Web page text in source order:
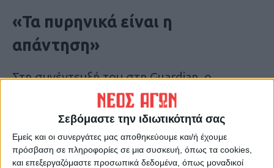
Σεβόμαστε την ιδιωτικότητά σας
Εμείς και οι συνεργάτες μας αποθηκεύουμε και/ή έχουμε
πρόσβαση σε πληροφορίες σε μια συσκευή, όπως τα cookies,
και επεξεργαζόμαστε προσωπικά δεδομένα, όπως μοναδικοί
«Τα πυρηνικά είναι η
απάντηση»
Στη συνέντευξή του στη Guardian, ο
σκηνοθέτης των φιλμ Natural Born Killers
και Wall Street, μίλησε για το ντοκιμαντέρ
του με τίτλο“Νuclear Now”, βασισμένο σε
ένα βιβλίο που συνέγραψε ο Τζόσουα
Γκόλντσταϊν και υπερασπίζεται την